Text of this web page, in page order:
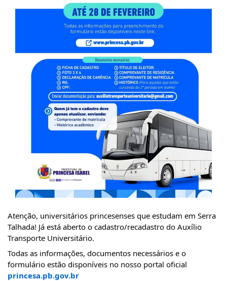
Atenção, universitários princesenses que estudam em Serra
Talhada! Já está aberto o cadastro/recadastro do Auxílio
Transporte Universitário.
Todas as informações, documentos necessários e o
formulário estão disponíveis no nosso portal oficial
princesa.pb.gov.br